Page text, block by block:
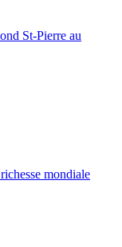
St-Pierre au
mondiale